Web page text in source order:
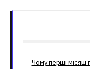
Чому перші місяці